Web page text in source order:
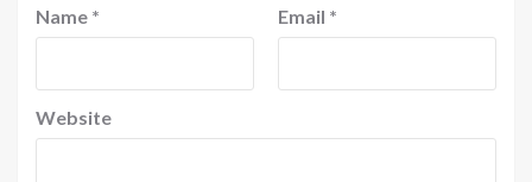
Name * Email *
Website